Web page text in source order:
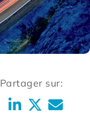
Partager sur: